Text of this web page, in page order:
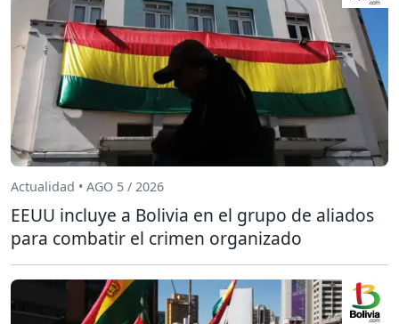
Actualidad • AGO 5 / 2026
EEUU incluye a Bolivia en el grupo de aliados
para combatir el crimen organizado